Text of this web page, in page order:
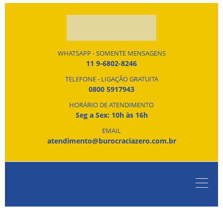
WHATSAPP - SOMENTE MENSAGENS
11 9-6802-8246
TELEFONE - LIGAÇÃO GRATUITA
0800 5917943
HORÁRIO DE ATENDIMENTO
Seg a Sex: 10h às 16h
EMAIL
atendimento@burocraciazero.com.br